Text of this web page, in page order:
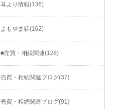
耳より情報(136)
よもやま話(162)
■売買・相続関連(128)
売買・相続関連ブログ(37)
売買・相続関連ブログ(91)